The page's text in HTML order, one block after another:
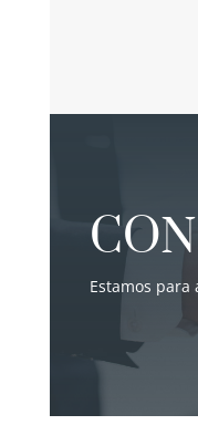
Estamos para